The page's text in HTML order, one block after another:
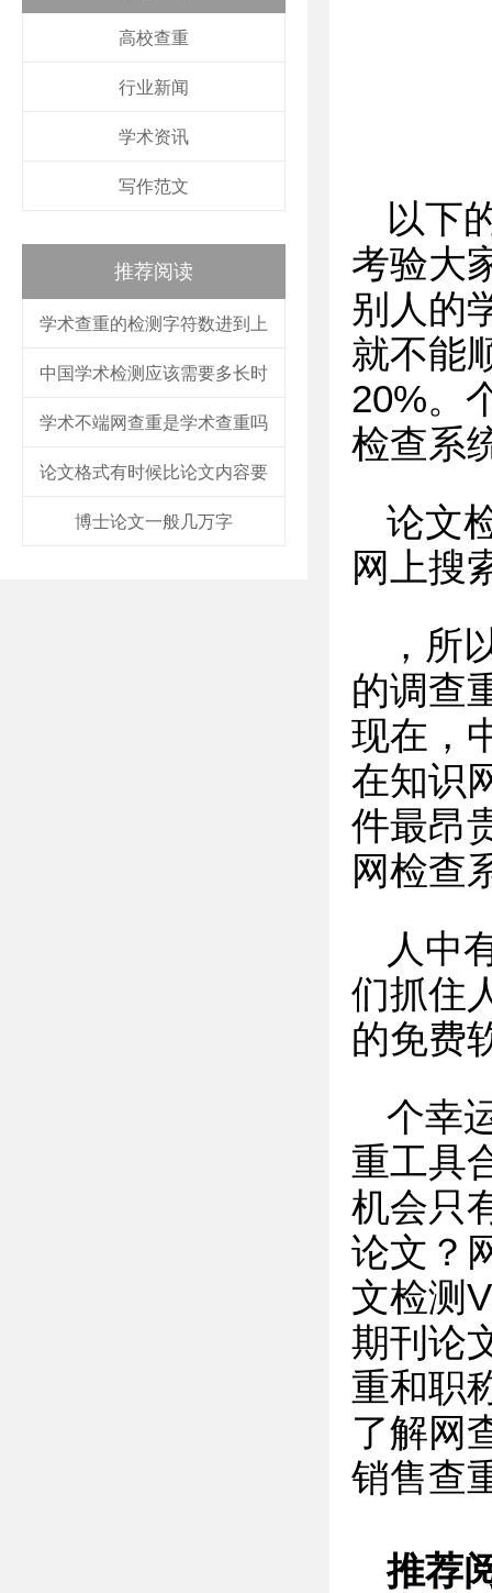
高校查重
行业新闻
学术资讯
写作范文
推荐阅读
学术查重的检测字符数进到上
中国学术检测应该需要多长时
学术不端网查重是学术查重吗
论文格式有时候比论文内容要
博士论文一般几万字
以下
考验大
别人的
就不能
20%。
检查系
论文
网上搜
，所
的调查
现在，
在知识
件最昂
网检查
人中
们抓住
的免费
个幸
重工具
机会只
论文？
文检测
期刊论
重和职
了解网
销售查
推荐